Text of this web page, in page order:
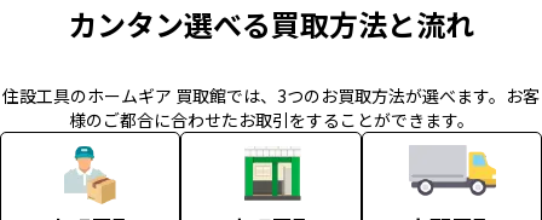
カンタン選べる買取方法と流れ
住設工具のホームギア 買取館では、3つのお買取方法が選べます。お客
様のご都合に合わせたお取引をすることができます。